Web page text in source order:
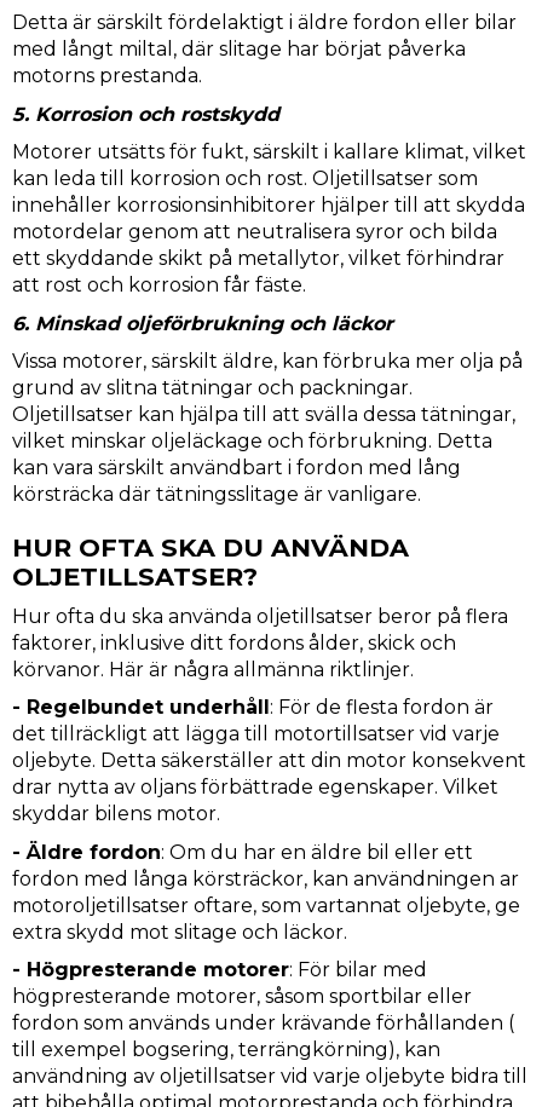
Detta är särskilt fördelaktigt i äldre fordon eller bilar
med långt miltal, där slitage har börjat påverka
motorns prestanda.
5. Korrosion och rostskydd
Motorer utsätts för fukt, särskilt i kallare klimat, vilket
kan leda till korrosion och rost. Oljetillsatser som
innehåller korrosionsinhibitorer hjälper till att skydda
motordelar genom att neutralisera syror och bilda
ett skyddande skikt på metallytor, vilket förhindrar
att rost och korrosion får fäste.
6. Minskad oljeförbrukning och läckor
Vissa motorer, särskilt äldre, kan förbruka mer olja på
grund av slitna tätningar och packningar.
Oljetillsatser kan hjälpa till att svälla dessa tätningar,
vilket minskar oljeläckage och förbrukning. Detta
kan vara särskilt användbart i fordon med lång
körsträcka där tätningsslitage är vanligare.
HUR OFTA SKA DU ANVÄNDA
OLJETILLSATSER?
Hur ofta du ska använda oljetillsatser beror på flera
faktorer, inklusive ditt fordons ålder, skick och
körvanor. Här är några allmänna riktlinjer.
- Regelbundet underhåll : För de flesta fordon är
det tillräckligt att lägga till motortillsatser vid varje
oljebyte. Detta säkerställer att din motor konsekvent
drar nytta av oljans förbättrade egenskaper. Vilket
skyddar bilens motor.
- Äldre fordon: Om du har en äldre bil eller ett
fordon med långa körsträckor, kan användningen ar
motoroljetillsatser oftare, som vartannat oljebyte, ge
extra skydd mot slitage och läckor.
- Högpresterande motorer: För bilar med
högpresterande motorer, såsom sportbilar eller
fordon som används under krävande förhållanden (
till exempel bogsering, terrängkörning), kan
användning av oljetillsatser vid varje oljebyte bidra till